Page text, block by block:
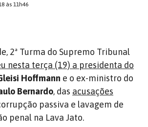
às 11h46
2ª Turma do Supremo Tribunal
nesta terça (19) a presidenta do
Hoffmann e o ex-ministro do
Bernardo, das acusações
passiva e lavagem de
penal na Lava Jato.